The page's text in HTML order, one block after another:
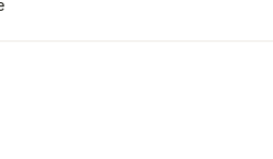
opciones antes